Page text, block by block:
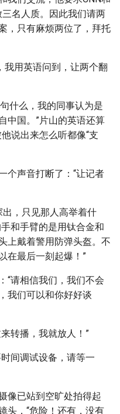
名人质。因此我们请两
，只有麻烦两位了，拜托
我用英语问到，让两个翻
什么，我的同事认为是
中国。”片山的英语还算
说出来怎么听都像“支
个声音打断了：“让记者
，只见那人高举着什
和手臂的是用钛合金和
上戴着警用防弹头盔。不
在最后一刻起爆！”
“请相信我们，我们不会
我们可以和你好好谈
转播，我就放人！”
间调试设备，请等一
像已站到空旷处拍得起
头，“危险！还有，没有